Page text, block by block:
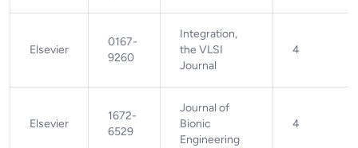
Elsevier
0167-
9260
Integration,
the VLSI
Journal
4
Elsevier
1672-
6529
Journal of
Bionic
Engineering
4